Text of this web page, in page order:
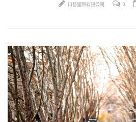
口藝國際有限公司 0